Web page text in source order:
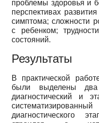
проблемы здоровья и
перспективах
симптома; сложности
с ребенком;
состояний.
Результаты
В практической
были выделены два
диагностический и
диагностического